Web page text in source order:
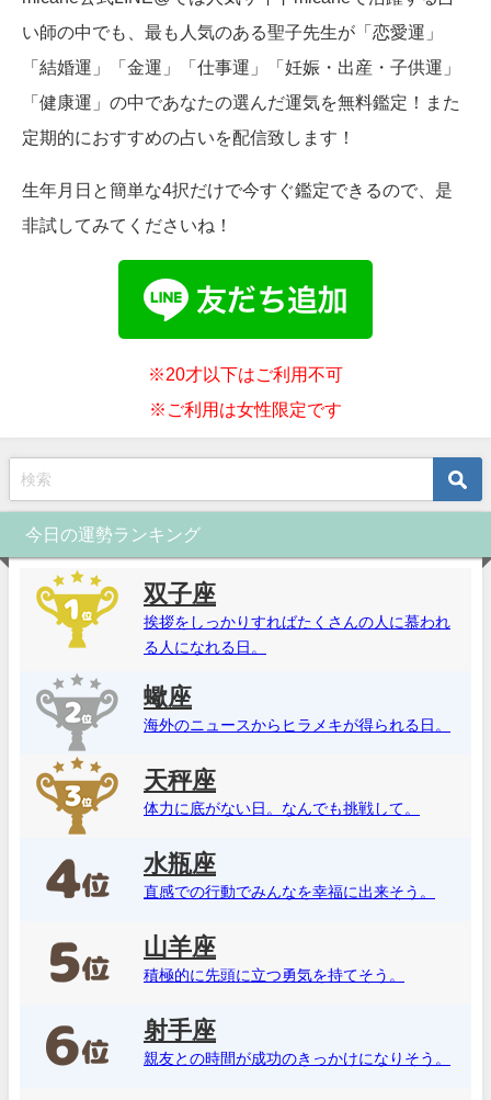
い師の中でも、最も人気のある聖子先生が「恋愛運」
「結婚運」「金運」「仕事運」「妊娠・出産・子供運」
「健康運」の中であなたの選んだ運気を無料鑑定！また
定期的におすすめの占いを配信致します！
生年月日と簡単な4択だけで今すぐ鑑定できるので、是
非試してみてくださいね！
※20才以下はご利用不可
※ご利用は女性限定です
今日の運勢ランキング
双子座
挨拶をしっかりすればたくさんの人に慕われ
る人になれる日。
蠍座
海外のニュースからヒラメキが得られる日。
天秤座
体力に底がない日。なんでも挑戦して。
水瓶座
直感での行動でみんなを幸福に出来そう。
山羊座
積極的に先頭に立つ勇気を持てそう。
射手座
親友との時間が成功のきっかけになりそう。